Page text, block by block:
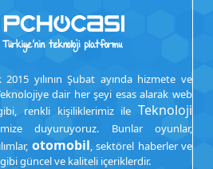
yılının Şubat ayında hizmete ve
dair her şeyi esas alarak web
renkli kişiliklerimiz ile Teknoloji
duyuruyoruz. Bunlar oyunlar,
otomobil, sektörel haberler ve
güncel ve kaliteli içeriklerdir.